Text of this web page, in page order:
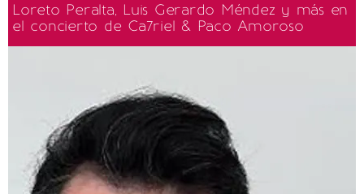
Loreto Peralta, Luis Gerardo Méndez y más en
el concierto de Ca7riel & Paco Amoroso